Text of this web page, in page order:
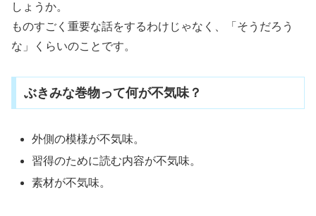
しょうか。
ものすごく重要な話をするわけじゃなく、「そうだろう
な」くらいのことです。
ぶきみな巻物って何が不気味？
外側の模様が不気味。
習得のために読む内容が不気味。
素材が不気味。